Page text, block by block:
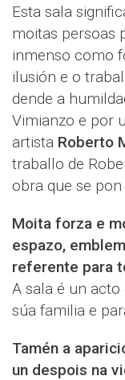
Esta sala
moitas persoas
inmenso como
ilusión e o
dende a
Vimianzo e por
artista Roberto
traballo de
obra que se
Moita forza e
espazo,
referente para
A sala é un
súa familia e
Tamén a
un despois na